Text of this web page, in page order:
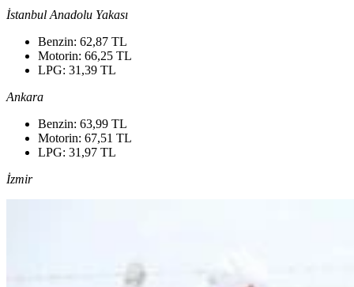
İstanbul Anadolu Yakası
Benzin: 62,87 TL
Motorin: 66,25 TL
LPG: 31,39 TL
Ankara
Benzin: 63,99 TL
Motorin: 67,51 TL
LPG: 31,97 TL
İzmir